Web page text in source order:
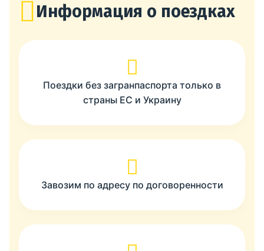
Информация о поездках
Поездки без загранпаспорта только в
страны ЕС и Украину
Завозим по адресу по договоренности